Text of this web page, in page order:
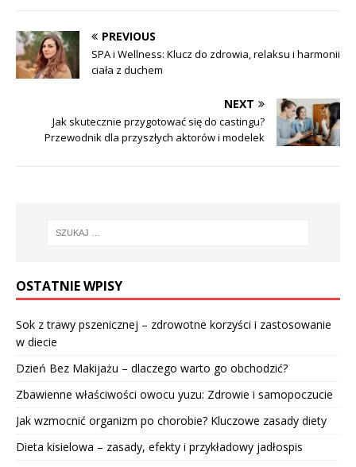
PREVIOUS
SPA i Wellness: Klucz do zdrowia, relaksu i harmonii
ciała z duchem
NEXT
Jak skutecznie przygotować się do castingu?
Przewodnik dla przyszłych aktorów i modelek
OSTATNIE WPISY
Sok z trawy pszenicznej – zdrowotne korzyści i zastosowanie
w diecie
Dzień Bez Makijażu – dlaczego warto go obchodzić?
Zbawienne właściwości owocu yuzu: Zdrowie i samopoczucie
Jak wzmocnić organizm po chorobie? Kluczowe zasady diety
Dieta kisielowa – zasady, efekty i przykładowy jadłospis